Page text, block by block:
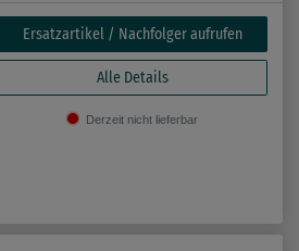
Ersatzartikel / Nachfolger aufrufen
Alle Details
Derzeit nicht lieferbar